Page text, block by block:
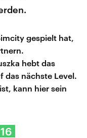
gespielt hat,
hebt das
das nächste Level.
kann hier sein